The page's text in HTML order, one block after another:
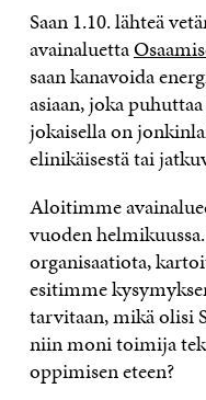
Saan 1.10. lähteä
avainaluetta
saan kanavoida
asiaan, joka
jokaisella on
elinikäisestä tai
Aloitimme
vuoden
organisaatiota,
esitimme
tarvitaan, mikä olisi
niin moni toimija
oppimisen eteen?